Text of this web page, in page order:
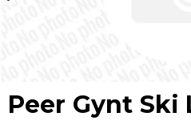
Peer Gynt Ski